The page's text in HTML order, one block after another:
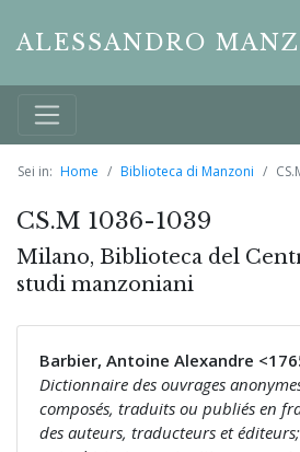
ALESSANDRO
Sei in: Home Biblioteca di Manzoni
CS.M 1036-1039
Milano, Biblioteca del
studi manzoniani
Barbier, Antoine Alexandre
Dictionnaire des ouvrages
composés, traduits ou publiés en
des auteurs, traducteurs et